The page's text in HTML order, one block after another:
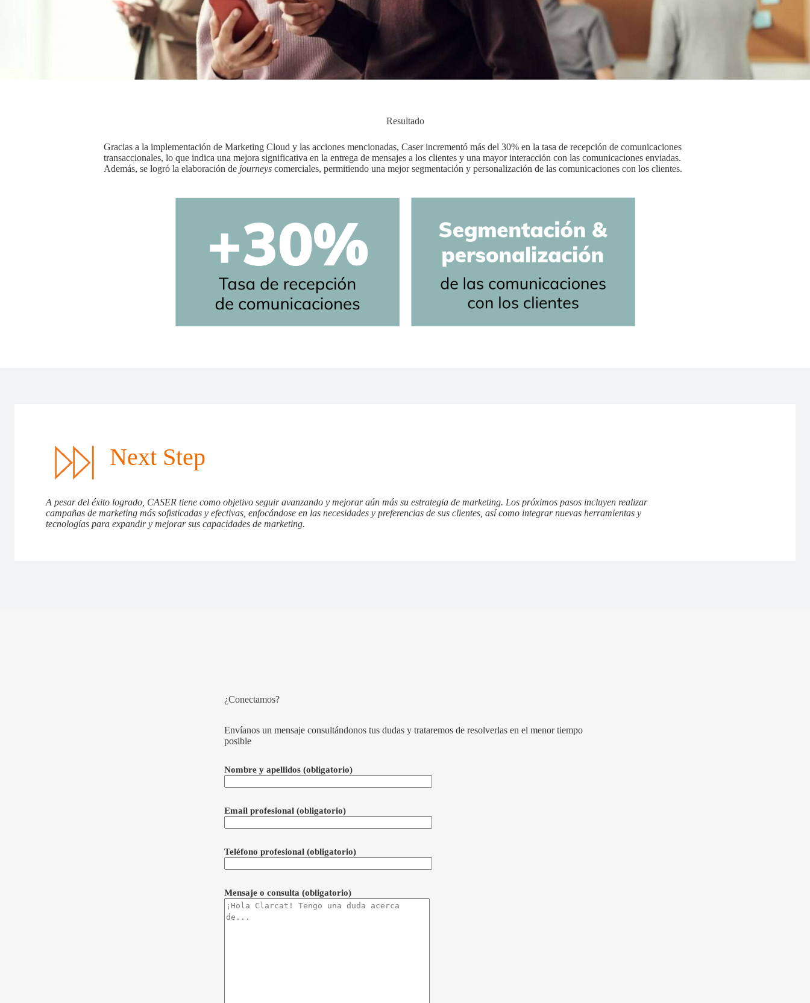
Resultado
Gracias a la implementación de Marketing Cloud y las acciones mencionadas, Caser incrementó más del 30% en la tasa de recepción de comunicaciones
transaccionales, lo que indica una mejora significativa en la entrega de mensajes a los clientes y una mayor interacción con las comunicaciones enviadas.
Además, se logró la elaboración de journeys comerciales, permitiendo una mejor segmentación y personalización de las comunicaciones con los clientes.
Next Step
A pesar del éxito logrado, CASER tiene como objetivo seguir avanzando y mejorar aún más su estrategia de marketing. Los próximos pasos incluyen realizar
campañas de marketing más sofisticadas y efectivas, enfocándose en las necesidades y preferencias de sus clientes, así como integrar nuevas herramientas y
tecnologías para expandir y mejorar sus capacidades de marketing.
¿Conectamos?
Envíanos un mensaje consultándonos tus dudas y trataremos de resolverlas en el menor tiempo
posible
Nombre y apellidos (obligatorio)
Email profesional (obligatorio)
Teléfono profesional (obligatorio)
Mensaje o consulta (obligatorio)